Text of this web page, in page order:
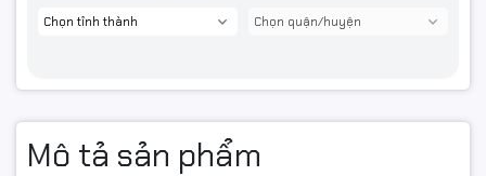
Mô tả sản phẩm